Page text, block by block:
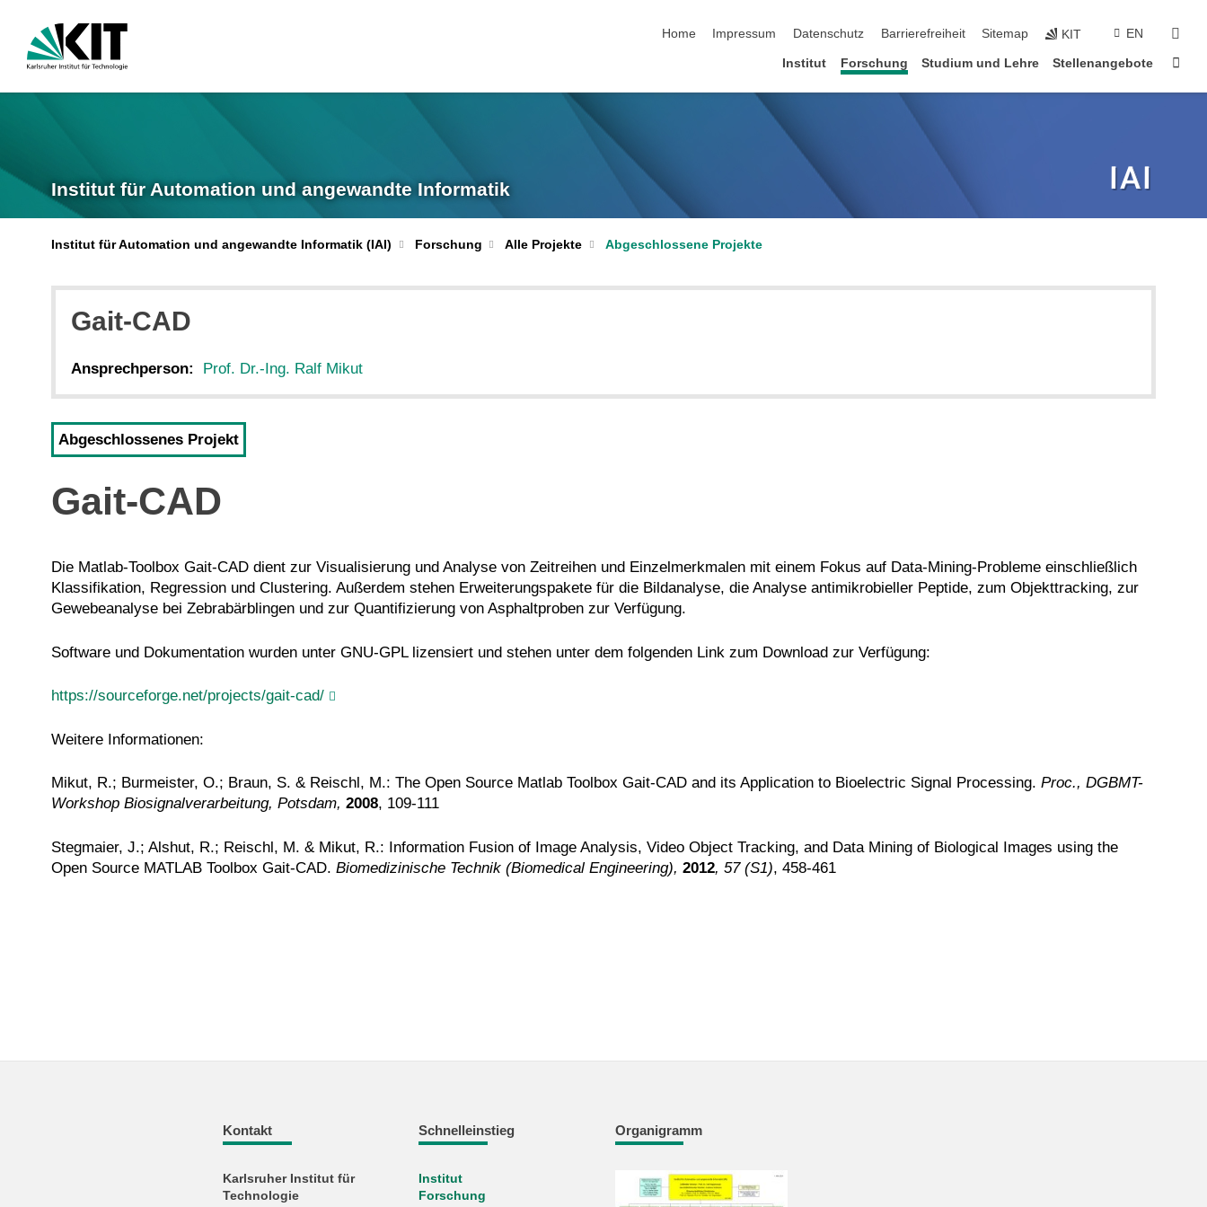
Home
Impressum Datenschutz Barrierefreiheit Sitemap KIT EN
Institut Forschung Studium und Lehre Stellenangebote
Institut für Automation und angewandte Informatik
Institut für Automation und angewandte Informatik (IAI) Forschung Alle Projekte Abgeschlossene Projekte
Gait-CAD
Ansprechperson: Prof. Dr.-Ing. Ralf Mikut
Abgeschlossenes Projekt
Gait-CAD
Die Matlab-Toolbox Gait-CAD dient zur Visualisierung und Analyse von Zeitreihen und Einzelmerkmalen mit einem Fokus auf Data-Mining-Probleme einschließlich
Klassifikation, Regression und Clustering. Außerdem stehen Erweiterungspakete für die Bildanalyse, die Analyse antimikrobieller Peptide, zum Objekttracking, zur
Gewebeanalyse bei Zebrabärblingen und zur Quantifizierung von Asphaltproben zur Verfügung.
Software und Dokumentation wurden unter GNU-GPL lizensiert und stehen unter dem folgenden Link zum Download zur Verfügung:
https://sourceforge.net/projects/gait-cad/
Weitere Informationen:
Mikut, R.; Burmeister, O.; Braun, S. & Reischl, M.: The Open Source Matlab Toolbox Gait-CAD and its Application to Bioelectric Signal Processing. Proc., DGBMT-
Workshop Biosignalverarbeitung, Potsdam, 2008, 109-111
Stegmaier, J.; Alshut, R.; Reischl, M. & Mikut, R.: Information Fusion of Image Analysis, Video Object Tracking, and Data Mining of Biological Images using the
Open Source MATLAB Toolbox Gait-CAD. Biomedizinische Technik (Biomedical Engineering), 2012, 57 (S1), 458-461
Kontakt
Karlsruher Institut für
Technologie
Schnelleinstieg
Institut
Forschung
Organigramm